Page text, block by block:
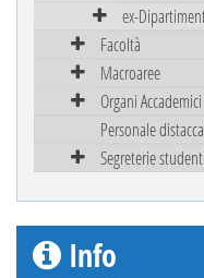
ex-
Facoltà
Macroaree
Organi Accademici
Personale
Segreterie studenti
Info